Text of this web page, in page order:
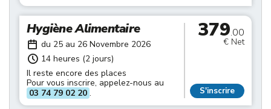
Hygiène Alimentaire
du 25 au 26 Novembre 2026
14 heures (2 jours)
Il reste encore des places
Pour vous inscrire, appelez-nous au
03 74 79 02 20 .
379.00
€ Net
S'inscrire